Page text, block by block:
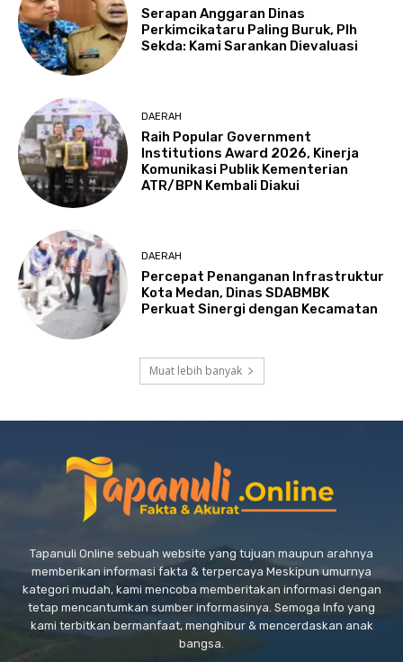
Serapan Anggaran Dinas
Perkimcikataru Paling Buruk, Plh
Sekda: Kami Sarankan Dievaluasi
DAERAH
Raih Popular Government
Institutions Award 2026, Kinerja
Komunikasi Publik Kementerian
ATR/BPN Kembali Diakui
DAERAH
Percepat Penanganan Infrastruktur
Kota Medan, Dinas SDABMBK
Perkuat Sinergi dengan Kecamatan
Muat lebih banyak
Tapanuli Online sebuah website yang tujuan maupun arahnya
memberikan informasi fakta & terpercaya Meskipun umurnya
kategori mudah, kami mencoba memberitakan informasi dengan
tetap mencantumkan sumber informasinya. Semoga Info yang
kami terbitkan bermanfaat, menghibur & mencerdaskan anak
bangsa.